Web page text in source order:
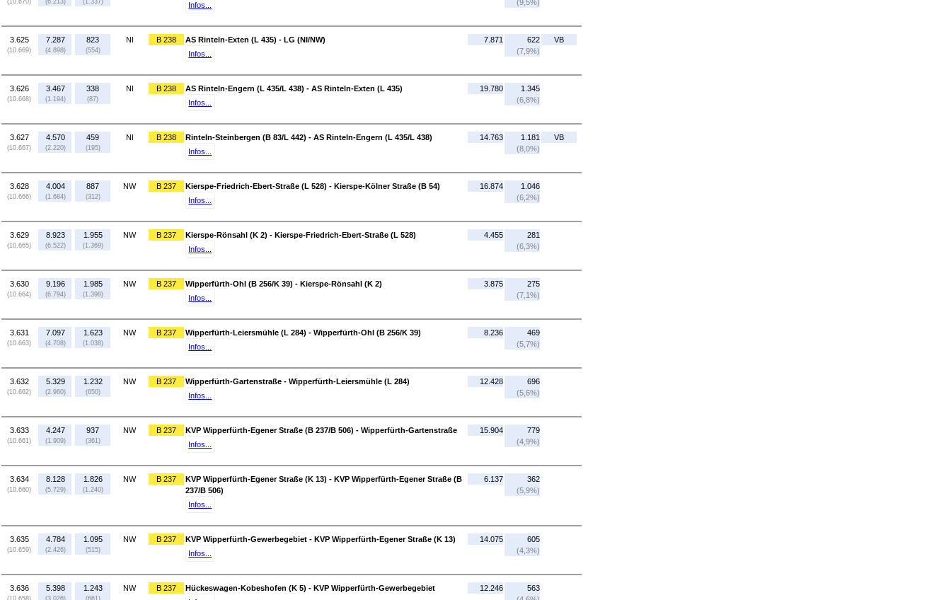
(10.670) (6.213) (1.337)
Infos...
(9,5%)
3.625
(10.669)
7.287
(4.898)
823
(554)
NI B 238
AS Rinteln-Exten (L 435) - LG (NI/NW)
Infos...
7.871
622
(7,9%)
VB
3.626
(10.668)
3.467
(1.194)
338
(87)
NI B 238
AS Rinteln-Engern (L 435/L 438) - AS Rinteln-Exten (L 435)
Infos...
19.780
1.345
(6,8%)
3.627
(10.667)
4.570
(2.220)
459
(195)
NI B 238
Rinteln-Steinbergen (B 83/L 442) - AS Rinteln-Engern (L 435/L 438)
Infos...
14.763
1.181
(8,0%)
VB
3.628
(10.666)
4.004
(1.684)
887
(312)
NW B 237
Kierspe-Friedrich-Ebert-Straße (L 528) - Kierspe-Kölner Straße (B 54)
Infos...
16.874
1.046
(6,2%)
3.629
(10.665)
8.923
(6.522)
1.955
(1.369)
NW B 237
Kierspe-Rönsahl (K 2) - Kierspe-Friedrich-Ebert-Straße (L 528)
Infos...
4.455
281
(6,3%)
3.630
(10.664)
9.196
(6.794)
1.985
(1.398)
NW B 237
Wipperfürth-Ohl (B 256/K 39) - Kierspe-Rönsahl (K 2)
Infos...
3.875
275
(7,1%)
3.631
(10.663)
7.097
(4.708)
1.623
(1.038)
NW B 237
Wipperfürth-Leiersmühle (L 284) - Wipperfürth-Ohl (B 256/K 39)
Infos...
8.236
469
(5,7%)
3.632
(10.662)
5.329
(2.960)
1.232
(650)
NW B 237
Wipperfürth-Gartenstraße - Wipperfürth-Leiersmühle (L 284)
Infos...
12.428
696
(5,6%)
3.633
(10.661)
4.247
(1.909)
937
(361)
NW B 237
KVP Wipperfürth-Egener Straße (B 237/B 506) - Wipperfürth-Gartenstraße
Infos...
15.904
779
(4,9%)
3.634
(10.660)
8.128
(5.729)
1.826
(1.240)
NW B 237
KVP Wipperfürth-Egener Straße (K 13) - KVP Wipperfürth-Egener Straße (B
237/B 506)
Infos...
6.137
362
(5,9%)
3.635
(10.659)
4.784
(2.426)
1.095
(515)
NW B 237
KVP Wipperfürth-Gewerbegebiet - KVP Wipperfürth-Egener Straße (K 13)
Infos...
14.075
605
(4,3%)
3.636
(10.658)
5.398
(3.026)
1.243
(661)
NW B 237
Hückeswagen-Kobeshofen (K 5) - KVP Wipperfürth-Gewerbegebiet
12.246
563